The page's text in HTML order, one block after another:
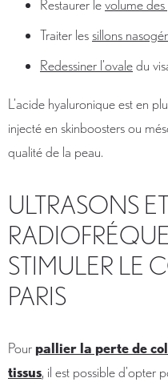
Restaurer levolume
Traiter lessillons
Redessiner l’ovaledu
L’acide hyaluronique est en
injecté en skinboosters ou
qualité de la peau.
ULTRASONS
STIMULER LE
PARIS
Pourpallier la perte de
tissus, il est possible d’opter